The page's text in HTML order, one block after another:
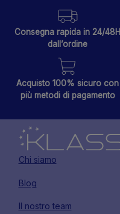
Consegna rapida in 24/48H
dall’ordine
Acquisto 100% sicuro con
più metodi di pagamento
Chi siamo
Blog
Il nostro team